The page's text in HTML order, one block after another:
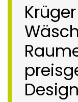
Design